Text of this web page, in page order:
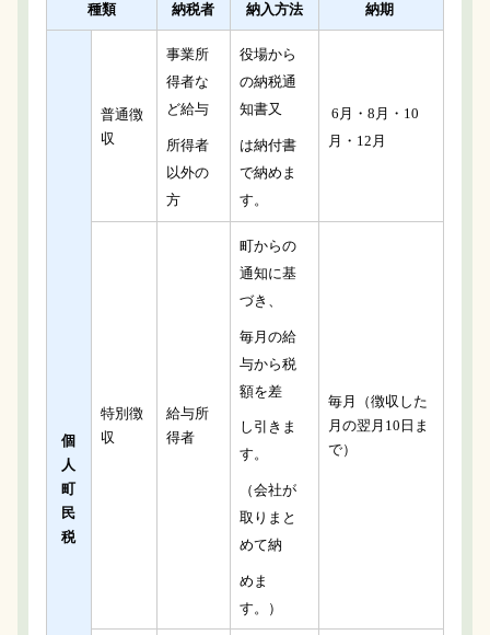
種類 納税者 納入方法 納期
個
人
町
民
税
普通徴
収
事業所
得者な
ど給与
所得者
以外の
方
役場から
の納税通
知書又
は納付書
で納めま
す。
6月・8月・10
月・12月
特別徴
収
給与所
得者
町からの
通知に基
づき、
毎月の給
与から税
額を差
し引きま
す。
（会社が
取りまと
めて納
めま
す。）
毎月（徴収した
月の翌月10日ま
で）